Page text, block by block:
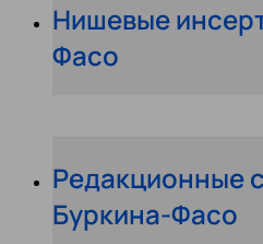
Нишевые
Фасо
Редакционные
Буркина-Фасо